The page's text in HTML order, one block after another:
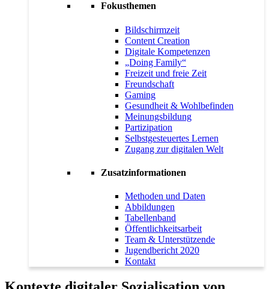
Fokusthemen
Bildschirmzeit
Content Creation
Digitale Kompetenzen
„Doing Family“
Freizeit und freie Zeit
Freundschaft
Gaming
Gesundheit & Wohlbefinden
Meinungsbildung
Partizipation
Selbstgesteuertes Lernen
Zugang zur digitalen Welt
Zusatzinformationen
Methoden und Daten
Abbildungen
Tabellenband
Öffentlichkeitsarbeit
Team & Unterstützende
Jugendbericht 2020
Kontakt